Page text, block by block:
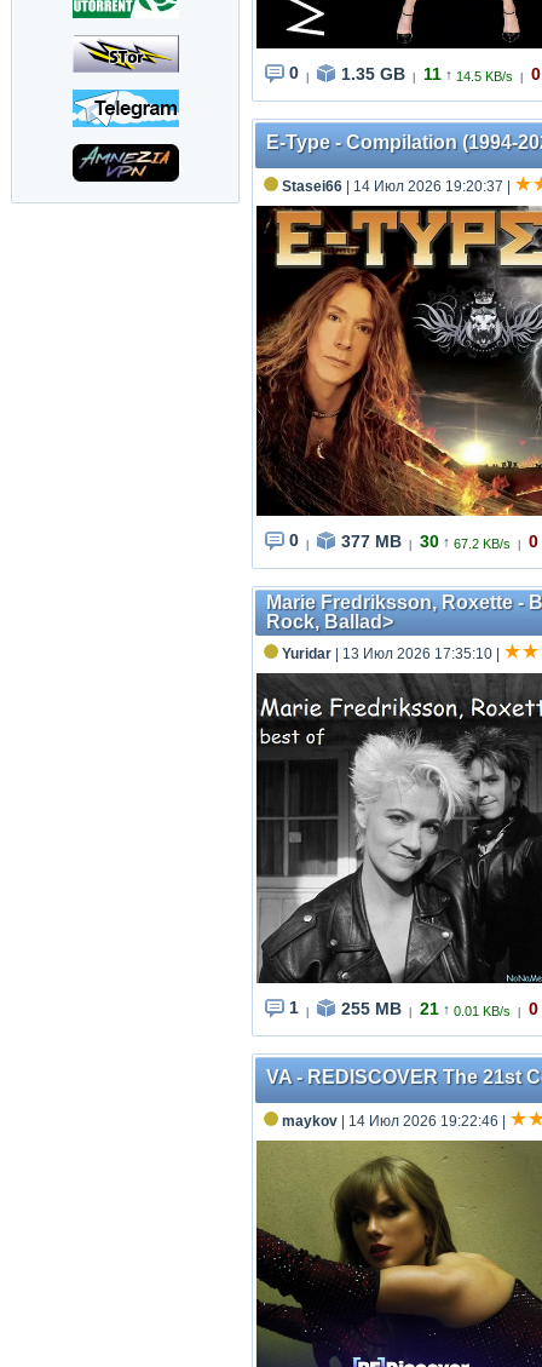
0 1.35 GB 11 ↑ 14.5 KB/s 0
E-Type - Compilation (1994-
Stasei66 | 14 Июл 2026 19:20:37
0 377 MB 30 ↑ 67.2 KB/s 0
Marie Fredriksson, Roxette -
Rock, Ballad>
Yuridar | 13 Июл 2026 17:35:10
1 255 MB 21 ↑ 0.01 KB/s 0
VA - REDISCOVER The 21st
maykov | 14 Июл 2026 19:22:46